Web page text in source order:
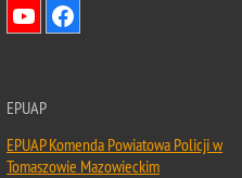
EPUAP
EPUAP Komenda Powiatowa Policji w
Tomaszowie Mazowieckim